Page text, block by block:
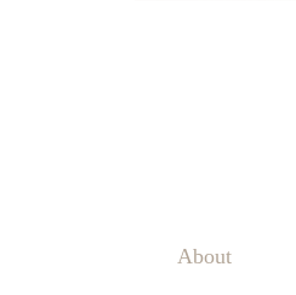
About